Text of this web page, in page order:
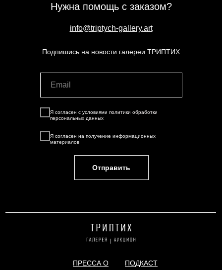
Нужна помощь с заказом?
info@triptych-gallery.art
Подпишись на новости галереи ТРИПТИХ
Я согласен с условиями политики обработки
персональных данных
Я согласен на получение информационных
материалов
Отправить
ПРЕССА О
ПОДКАСТ